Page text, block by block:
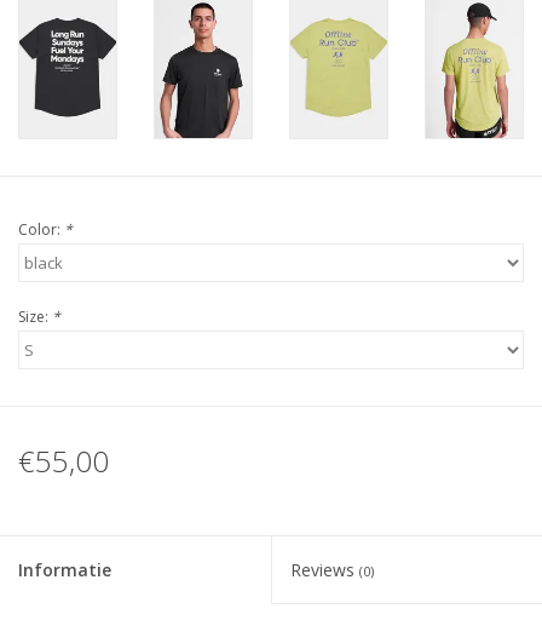
Color: *
Size: *
€55,00
Informatie Reviews (0)